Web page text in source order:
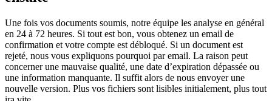
Une fois vos documents soumis, notre équipe les analyse en général
en 24 à 72 heures. Si tout est bon, vous obtenez un email de
confirmation et votre compte est débloqué. Si un document est
rejeté, nous vous expliquons pourquoi par email. La raison peut
concerner une mauvaise qualité, une date d’expiration dépassée ou
une information manquante. Il suffit alors de nous envoyer une
nouvelle version. Plus vos fichiers sont lisibles initialement, plus tout